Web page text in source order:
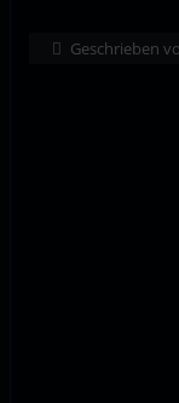
Geschrieben